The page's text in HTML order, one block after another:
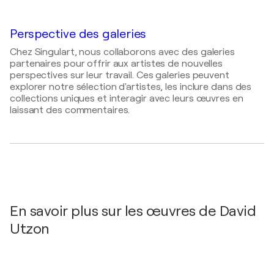
Alumichem, Danemark
Perspective des galeries
Chez Singulart, nous collaborons avec des galeries
partenaires pour offrir aux artistes de nouvelles
perspectives sur leur travail. Ces galeries peuvent
explorer notre sélection d'artistes, les inclure dans des
collections uniques et interagir avec leurs œuvres en
laissant des commentaires.
En savoir plus sur les œuvres de David
Utzon